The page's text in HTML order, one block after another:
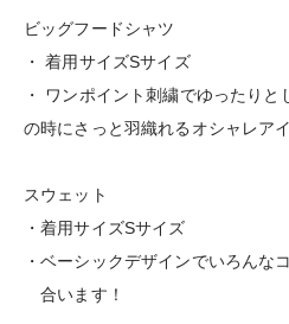
ビッグフードシャツ
・ 着用サイズSサイズ
・ ワンポイント刺繍でゆったり
の時にさっと羽織れるオシャレア
スウェット
・着用サイズSサイズ
・ベーシックデザインでいろんな
合います！